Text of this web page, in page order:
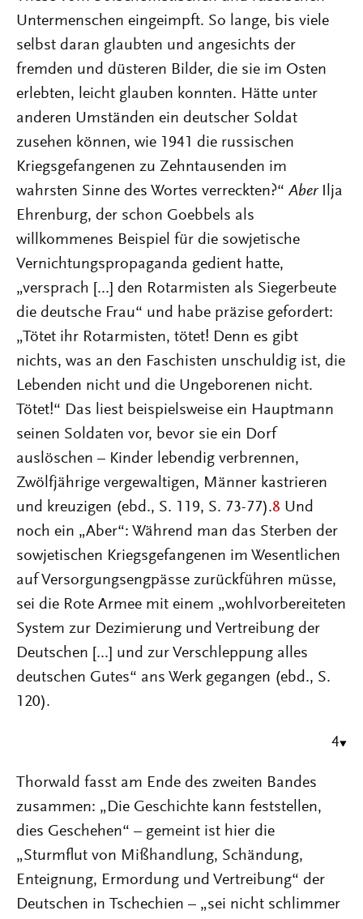
Untermenschen eingeimpft. So lange, bis viele
selbst daran glaubten und angesichts der
fremden und düsteren Bilder, die sie im Osten
erlebten, leicht glauben konnten. Hätte unter
anderen Umständen ein deutscher Soldat
zusehen können, wie 1941 die russischen
Kriegsgefangenen zu Zehntausenden im
wahrsten Sinne des Wortes verreckten?“ AberIlja
Ehrenburg, der schon Goebbels als
willkommenes Beispiel für die sowjetische
Vernichtungspropaganda gedient hatte,
„versprach [...] den Rotarmisten als Siegerbeute
die deutsche Frau“ und habe präzise gefordert:
„Tötet ihr Rotarmisten, tötet! Denn es gibt
nichts, was an den Faschisten unschuldig ist, die
Lebenden nicht und die Ungeborenen nicht.
Tötet!“ Das liest beispielsweise ein Hauptmann
seinen Soldaten vor, bevor sie ein Dorf
auslöschen – Kinder lebendig verbrennen,
Zwölfjährige vergewaltigen, Männer kastrieren
und kreuzigen (ebd., S. 119, S. 73-77).8 Und
noch ein „Aber“: Während man das Sterben der
sowjetischen Kriegsgefangenen im Wesentlichen
auf Versorgungsengpässe zurückführen müsse,
sei die Rote Armee mit einem „wohlvorbereiteten
System zur Dezimierung und Vertreibung der
Deutschen [...] und zur Verschleppung alles
deutschen Gutes“ ans Werk gegangen (ebd., S.
120).
4
Thorwald fasst am Ende des zweiten Bandes
zusammen: „Die Geschichte kann feststellen,
dies Geschehen“ – gemeint ist hier die
„Sturmflut von Mißhandlung, Schändung,
Enteignung, Ermordung und Vertreibung“ der
Deutschen in Tschechien – „sei nicht schlimmer